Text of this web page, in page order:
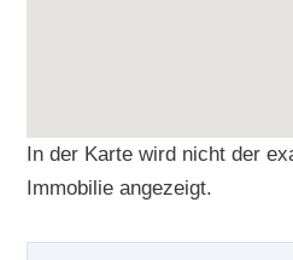
In der Karte wird nicht der
Immobilie angezeigt.